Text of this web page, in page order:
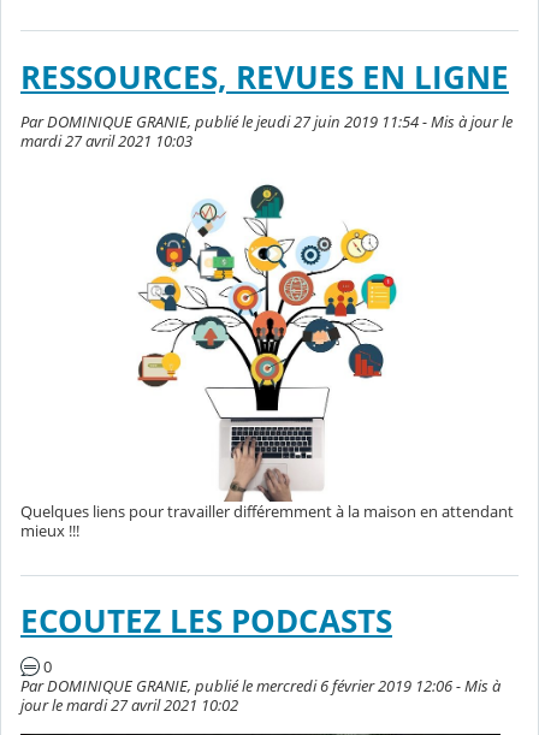
RESSOURCES, REVUES EN LIGNE
Par DOMINIQUE GRANIE, publié le jeudi 27 juin 2019 11:54 - Mis à jour le
mardi 27 avril 2021 10:03
Quelques liens pour travailler différemment à la maison en attendant
mieux !!!
ECOUTEZ LES PODCASTS
0
Par DOMINIQUE GRANIE, publié le mercredi 6 février 2019 12:06 - Mis à
jour le mardi 27 avril 2021 10:02